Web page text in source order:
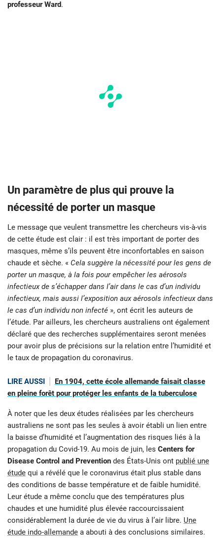
professeur Ward.
Un paramètre de plus qui prouve la
nécessité de porter un masque
Le message que veulent transmettre les chercheurs vis-à-vis
de cette étude est clair : il est très important de porter des
masques, même s’ils peuvent être inconfortables en saison
chaude et sèche. « Cela suggère la nécessité pour les gens de
porter un masque, à la fois pour empêcher les aérosols
infectieux de s’échapper dans l’air dans le cas d’un individu
infectieux, mais aussi l’exposition aux aérosols infectieux dans
le cas d’un individu non infecté », ont écrit les auteurs de
l’étude. Par ailleurs, les chercheurs australiens ont également
déclaré que des recherches supplémentaires seront menées
pour avoir plus de précisions sur la relation entre l’humidité et
le taux de propagation du coronavirus.
LIRE AUSSI
En 1904, cette école allemande faisait classe
en pleine forêt pour protéger les enfants de la tuberculose
À noter que les deux études réalisées par les chercheurs
australiens ne sont pas les seules à avoir établi un lien entre
la baisse d’humidité et l’augmentation des risques liés à la
propagation du Covid-19. Au mois de juin, les Centers for
Disease Control and Prevention des États-Unis ont publié une
étude qui a révélé que le coronavirus était plus stable dans
des conditions de basse température et de faible humidité.
Leur étude a même conclu que des températures plus
chaudes et une humidité plus élevée raccourcissaient
considérablement la durée de vie du virus à l’air libre. Une
étude indo-allemande a abouti à des conclusions similaires.